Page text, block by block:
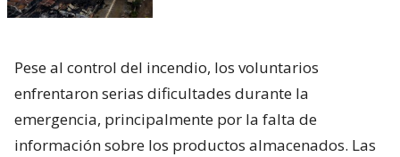
Pese al control del incendio, los voluntarios
enfrentaron serias dificultades durante la
emergencia, principalmente por la falta de
información sobre los productos almacenados. Las